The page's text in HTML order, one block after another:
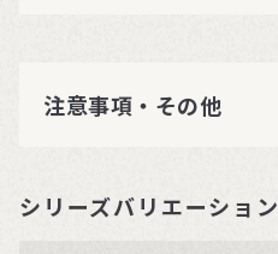
注意事項・その他
シリーズバリエーション